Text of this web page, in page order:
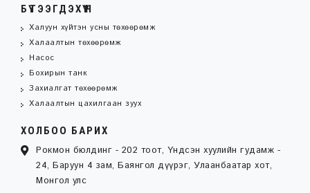
БҮТЭЭГДЭХҮҮН
Халуун хүйтэн усны төхөөрөмж
Халаалтын төхөөрөмж
Насос
Бохирын танк
Захиалгат төхөөрөмж
Халаалтын цахилгаан зуух
ХОЛБОО БАРИХ
Рокмон бюлдинг - 202 тоот, Үндсэн хуулийн гудамж -
24, Баруун 4 зам, Баянгол дүүрэг, Улаанбаатар хот,
Монгол улс